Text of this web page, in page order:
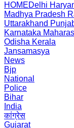
HOMEDelhi
Madhya Pradesh
Uttarakhand
Karnataka
Odisha Kerala
Jansamasya
News
Bjp
National
Police
Bihar
India
कांग्रेस
Gujarat